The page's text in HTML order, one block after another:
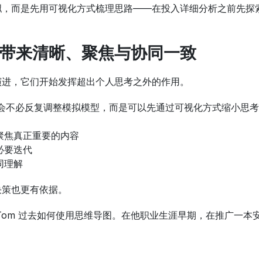
而是先用可视化方式梳理思路——在投入详细分析之前先探
来清晰、聚焦与协同一致
，它们开始发挥超出个人思考之外的作用。
不必反复调整模拟模型，而是可以先通过可视化方式缩小思
焦真正重要的内容
要迭代
理解
也更有依据。
过去如何使用思维导图。在他职业生涯早期，在推广一